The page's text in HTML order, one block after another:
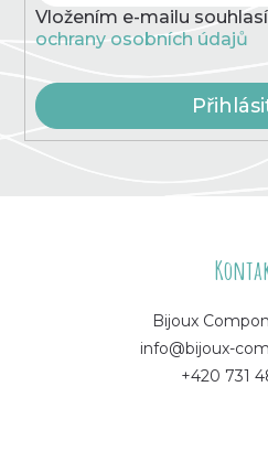
v
ý
i
s
Vložením e-mailu
ochrany osobních údajů
Bijoux
info@bijoux-
+420 731